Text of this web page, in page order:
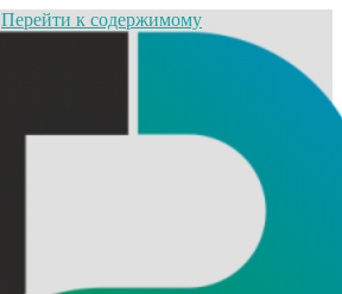
Перейти к содержимому